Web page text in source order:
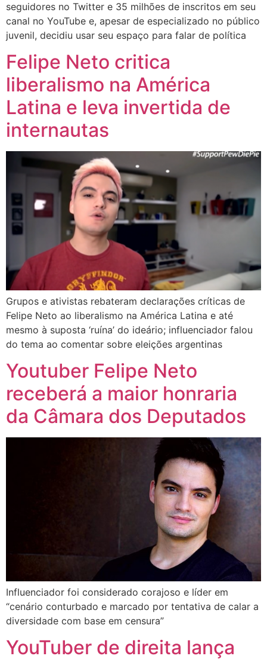
seguidores no Twitter e 35 milhões de inscritos em seu
canal no YouTube e, apesar de especializado no público
juvenil, decidiu usar seu espaço para falar de política
Felipe Neto critica
liberalismo na América
Latina e leva invertida de
internautas
Grupos e ativistas rebateram declarações críticas de
Felipe Neto ao liberalismo na América Latina e até
mesmo à suposta ‘ruína’ do ideário; influenciador falou
do tema ao comentar sobre eleições argentinas
Youtuber Felipe Neto
receberá a maior honraria
da Câmara dos Deputados
Influenciador foi considerado corajoso e líder em
“cenário conturbado e marcado por tentativa de calar a
diversidade com base em censura”
YouTuber de direita lança